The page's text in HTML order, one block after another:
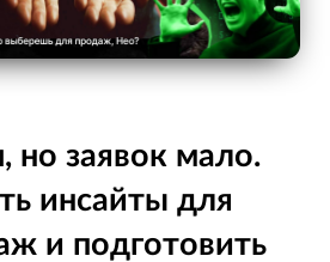
но заявок мало.
инсайты для
и подготовить